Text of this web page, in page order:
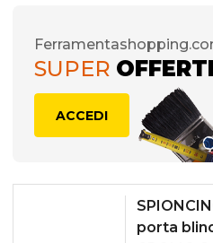
SUPER
ACCEDI
porta